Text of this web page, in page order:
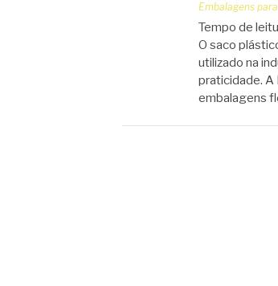
Embalagens
Tempo de
O saco
utilizado na
praticidade. A
embalagens